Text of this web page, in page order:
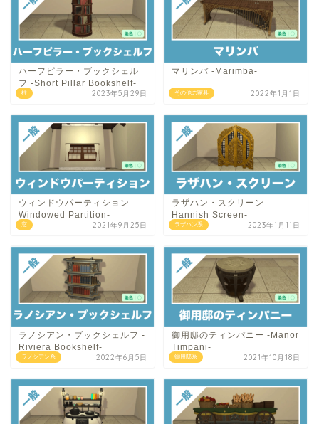
柱
ハーフピラー・ブックシェル
フ -Short Pillar Bookshelf-
2023年5月29日 その他の家具
マリンバ -Marimba-
2022年1月1日
窓
ウィンドウパーティション -
Windowed Partition-
2021年9月25日 ラザハン系
ラザハン・スクリーン -
Hannish Screen-
2023年1月11日
ラノシアン系
ラノシアン・ブックシェルフ -
Riviera Bookshelf-
2022年6月5日 御用邸系
御用邸のティンパニー -Manor
Timpani-
2021年10月18日